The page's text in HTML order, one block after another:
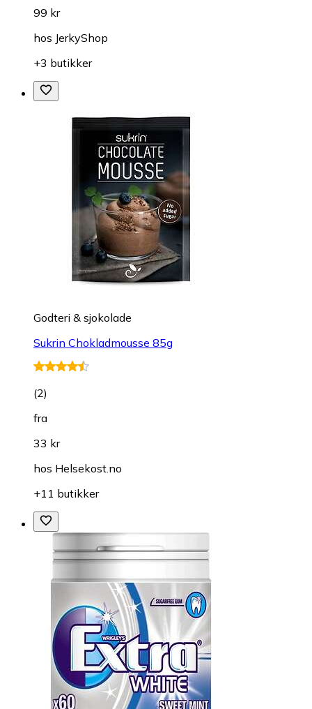
99 kr
hos JerkyShop
+3 butikker
Godteri & sjokolade
Sukrin Chokladmousse 85g
(2)
fra
33 kr
hos Helsekost.no
+11 butikker